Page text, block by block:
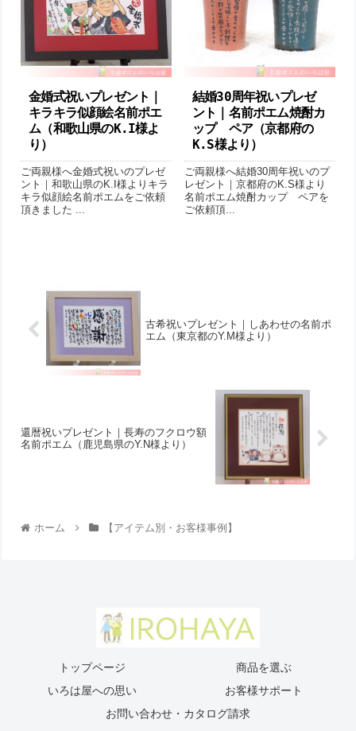
金婚式祝いプレゼント｜
キラキラ似顔絵名前ポエ
ム（和歌山県のK.I様よ
り ）
ご両親様へ金婚式祝いのプレゼ
ント｜和歌山県のK.I様よりキラ
キラ似顔絵名前ポエムをご依頼
頂きました ...
結婚30周年祝いプレゼ
ント｜名前ポエム焼酎カ
ップ ペア（京都府の
K.S様より ）
ご両親様へ結婚30周年祝いのプ
レゼント｜京都府のK.S様より
名前ポエム焼酎カップ ペアを
ご依頼頂...
古希祝いプレゼント｜しあわせの名前ポ
エム（東京都のY.M様より ）
還暦祝いプレゼント｜長寿のフクロウ額
名前ポエム（鹿児島県のY.N様より ）
ホーム 【アイテム別・お客様事例】
トップページ
商品を選ぶ
いろは屋への思い
お客様サポート
お問い合わせ・カタログ請求